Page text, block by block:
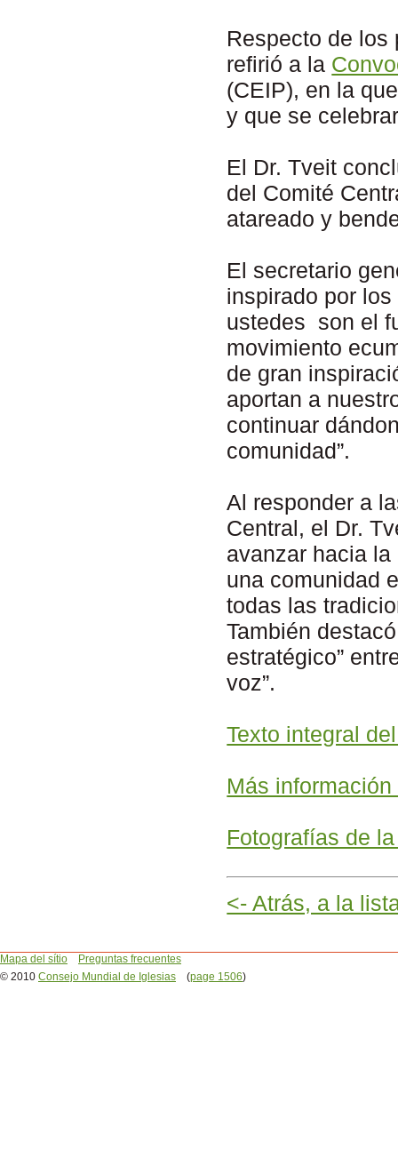
Respecto de los
refirió a la
(CEIP), en la
y que se
El Dr. Tveit
del Comité
atareado y
El secretario
inspirado por
ustedes son el
movimiento
de gran
aportan a
continuar
comunidad”.
Al responder a
Central, el Dr.
avanzar hacia
una comunidad
todas las
También
estratégico”
voz”.
Texto integral
Más
Fotografías de
<- Atrás, a la
Mapa del sítio
Preguntas frecuentes
© 2010 Consejo Mundial de Iglesias (page 1506)